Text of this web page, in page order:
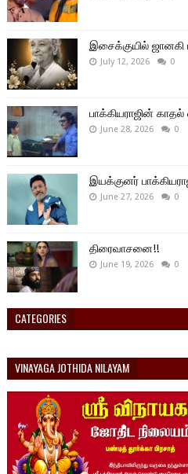
இசைக்குயில்
July 12, 2026 0
பாக்கியராஜின் காதல்
June 28, 2026 0
இயக்குனர்
June 27, 2026 0
திரைவாசனை!!
June 19, 2026 0
CATEGORIES
VINAYAGA JOTHIDA NILAYAM